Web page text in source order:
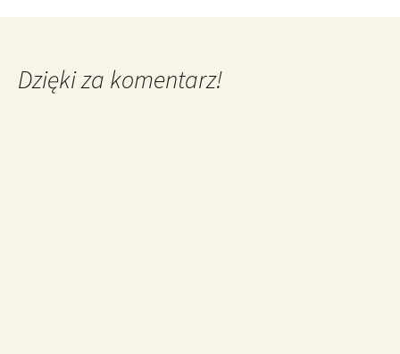
wpisu
Dzięki za komentarz!